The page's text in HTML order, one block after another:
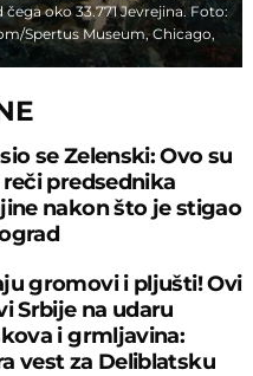
oko 33.771 Jevrejina. Foto:
Spertus Museum, Chicago,
se Zelenski: Ovo su
predsednika
nakon što je stigao
gromovi i pljušti! Ovi
Srbije na udaru
i grmljavina:
vest za Deliblatsku